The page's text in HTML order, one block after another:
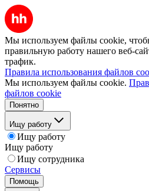
Мы используем файлы cookie,
правильную работу нашего веб-
трафик.
Правила использования файлов
Мы используем файлы cookie.
файлов cookie
Понятно
Ищу работу
Ищу работу
Ищу работу
Ищу сотрудника
Сервисы
Помощь